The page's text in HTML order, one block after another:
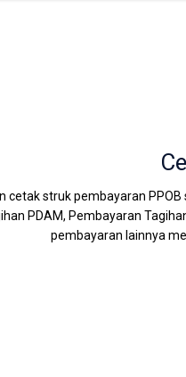
cetak struk pembayaran
PDAM, Pembayaran
pembayaran lainnya